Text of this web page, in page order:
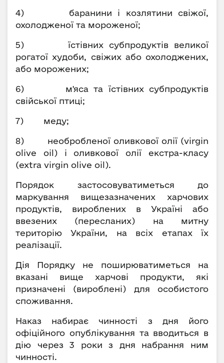
4) баранини і козлятини свіжої,
охолодженої та мороженої;
5) їстівних субпродуктів великої
рогатої худоби, свіжих або охолоджених,
або морожених;
6) м'яса та їстівних субпродуктів
свійської птиці;
7) меду;
8) необробленої оливкової олії (virgin
olive oil) і оливкової олії екстра-класу
(extra virgin olive oil).
Порядок застосовуватиметься до
маркування вищезазначених харчових
продуктів, вироблених в Україні або
ввезених (пересланих) на митну
територію України, на всіх етапах їх
реалізації.
Дія Порядку не поширюватиметься на
вказані вище харчові продукти, які
призначені (вироблені) для особистого
споживання.
Наказ набирає чинності з дня його
офіційного опублікування та вводиться в
дію через 3 роки з дня набрання ним
чинності.